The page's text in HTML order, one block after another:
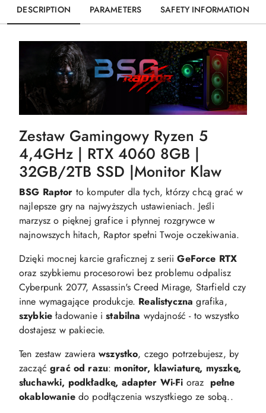
DESCRIPTION PARAMETERS SAFETY INFORMATION
Zestaw Gamingowy Ryzen 5
4,4GHz | RTX 4060 8GB |
32GB/2TB SSD |Monitor Klaw
BSG Raptor to komputer dla tych, którzy chcą grać w
najlepsze gry na najwyższych ustawieniach. Jeśli
marzysz o pięknej grafice i płynnej rozgrywce w
najnowszych hitach, Raptor spełni Twoje oczekiwania.
Dzięki mocnej karcie graficznej z seriiGeForce RTX
oraz szybkiemu procesorowi bez problemu odpalisz
Cyberpunk 2077, Assassin's Creed Mirage, Starfield czy
inne wymagające produkcje. Realistyczna grafika,
szybkie ładowanie istabilna wydajność - to wszystko
dostajesz w pakiecie.
Ten zestaw zawierawszystko, czego potrzebujesz, by
zacząćgrać od razu: monitor, klawiaturę, myszkę,
słuchawki, podkładkę, adapter Wi-Fi oraz pełne
okablowanie do podłączenia wszystkiego ze sobą..